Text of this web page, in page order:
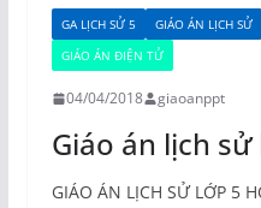
GA LỊCH SỬ 5 GIÁO ÁN LỊCH SỬ
GIÁO ÁN ĐIỆN TỬ
04/04/2018 giaoanppt
Giáo án lịch
GIÁO ÁN LỊCH SỬ LỚP 5